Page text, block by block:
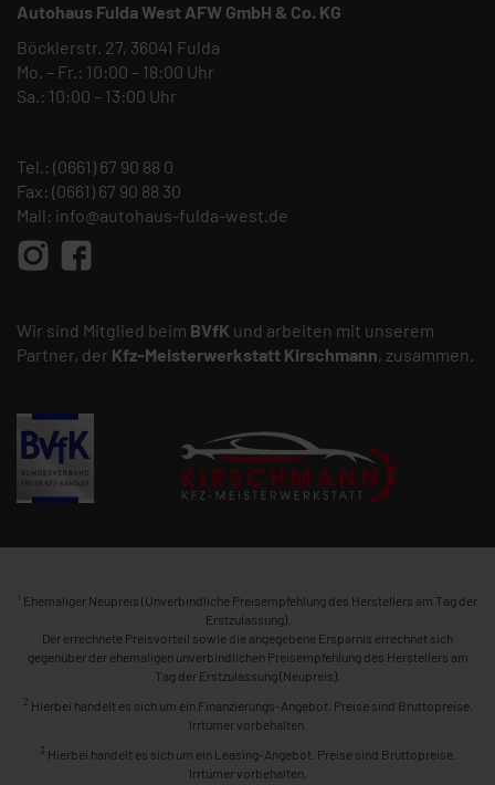
Autohaus Fulda West AFW GmbH & Co. KG
Böcklerstr. 27, 36041 Fulda
Mo. – Fr.: 10:00 – 18:00 Uhr
Sa.: 10:00 – 13:00 Uhr
Tel.: (0661) 67 90 88 0
Fax: (0661) 67 90 88 30
Mail: info@autohaus-fulda-west.de
Wir sind Mitglied beim BVfK und arbeiten mit unserem
Partner, der Kfz-Meisterwerkstatt Kirschmann, zusammen.
1 Ehemaliger Neupreis (Unverbindliche Preisempfehlung des Herstellers am Tag der
Erstzulassung).
Der errechnete Preisvorteil sowie die angegebene Ersparnis errechnet sich
gegenüber der ehemaligen unverbindlichen Preisempfehlung des Herstellers am
Tag der Erstzulassung (Neupreis).
2 Hierbei handelt es sich um ein Finanzierungs-Angebot. Preise sind Bruttopreise.
Irrtümer vorbehalten.
3 Hierbei handelt es sich um ein Leasing-Angebot. Preise sind Bruttopreise.
Irrtümer vorbehalten.